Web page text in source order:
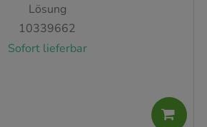
Lösung
10339662
Sofort lieferbar